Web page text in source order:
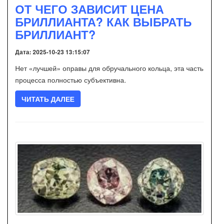
ОТ ЧЕГО ЗАВИСИТ ЦЕНА
БРИЛЛИАНТА? КАК ВЫБРАТЬ
БРИЛЛИАНТ?
Дата: 2025-10-23 13:15:07
Нет «лучшей» оправы для обручального кольца, эта часть
процесса полностью субъективна.
ЧИТАТЬ ДАЛЕЕ